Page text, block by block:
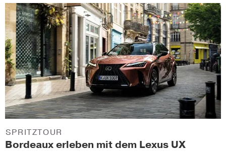
Bordeaux erleben mit dem Lexus UX
SPRITZTOUR